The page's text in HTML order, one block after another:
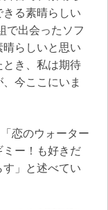
る素晴らしい
で出会ったソフ
らしいと思い
とき、私は期待
今ここにいま
恋のウォーター
ミー！も好きだ
」と述べてい